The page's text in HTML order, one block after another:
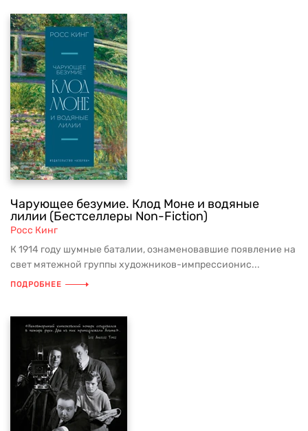
Чарующее безумие. Клод Моне и водяные
лилии (Бестселлеры Non-Fiction)
Росс Кинг
К 1914 году шумные баталии, ознаменовавшие появление на
свет мятежной группы художников-импрессионис...
ПОДРОБНЕЕ